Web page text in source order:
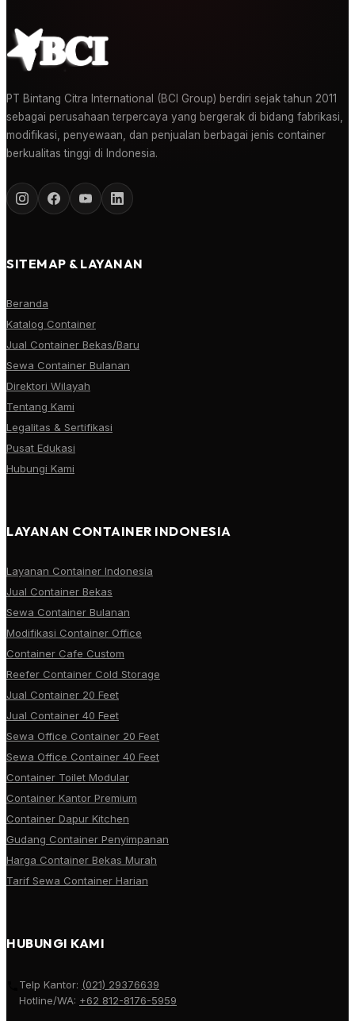
PT Bintang Citra International (BCI Group) berdiri sejak tahun 2011
sebagai perusahaan terpercaya yang bergerak di bidang fabrikasi,
modifikasi, penyewaan, dan penjualan berbagai jenis container
berkualitas tinggi di Indonesia.
SITEMAP & LAYANAN
Beranda
Katalog Container
Jual Container Bekas/Baru
Sewa Container Bulanan
Direktori Wilayah
Tentang Kami
Legalitas & Sertifikasi
Pusat Edukasi
Hubungi Kami
LAYANAN CONTAINER INDONESIA
Layanan Container Indonesia
Jual Container Bekas
Sewa Container Bulanan
Modifikasi Container Office
Container Cafe Custom
Reefer Container Cold Storage
Jual Container 20 Feet
Jual Container 40 Feet
Sewa Office Container 20 Feet
Sewa Office Container 40 Feet
Container Toilet Modular
Container Kantor Premium
Container Dapur Kitchen
Gudang Container Penyimpanan
Harga Container Bekas Murah
Tarif Sewa Container Harian
HUBUNGI KAMI
Telp Kantor: (021) 29376639
Hotline/WA: +62 812-8176-5959